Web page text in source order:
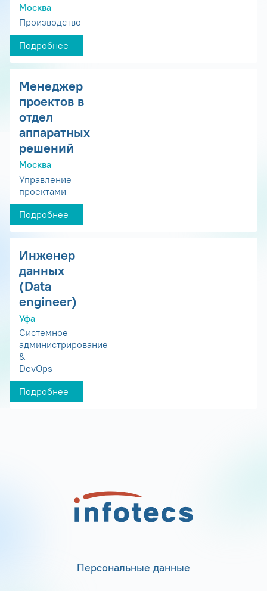
Москва
Производство
Подробнее
Менеджер
проектов в
отдел
аппаратных
решений
Москва
Управление
проектами
Подробнее
Инженер
данных
(Data
engineer)
Уфа
Системное
администрирование
&
DevOps
Подробнее
Персональные данные